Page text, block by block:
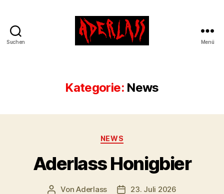
Suchen Menü
Kategorie: News
Kategorien
NEWS
Aderlass Honigbier
Beitragsautor
VonAderlass Beitragsdatum
23. Juli 2026